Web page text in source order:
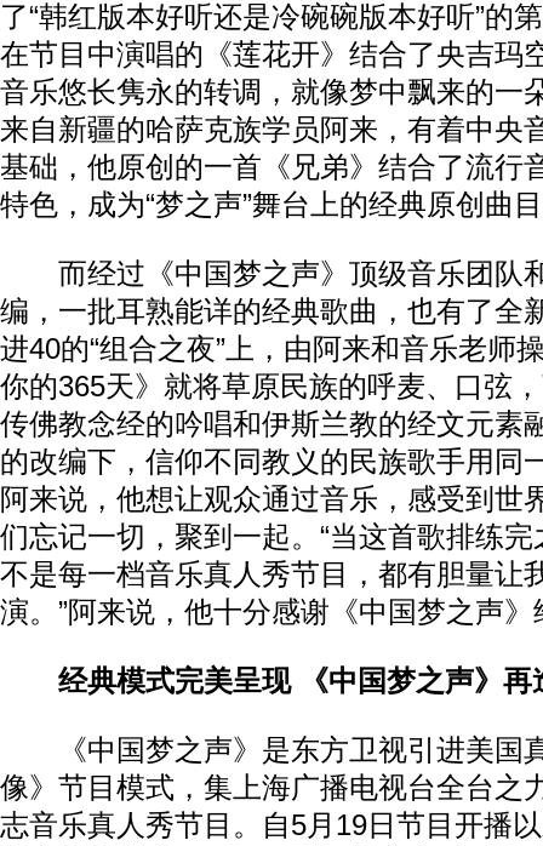
了“韩红版本好听还是冷碗碗版本好听”的
在节目中演唱的《莲花开》结合了央吉玛
音乐悠长隽永的转调，就像梦中飘来的一
来自新疆的哈萨克族学员阿来，有着中央
基础，他原创的一首《兄弟》结合了流行
特色，成为“梦之声”舞台上的经典原创曲
而经过《中国梦之声》顶级音乐团队
编，一批耳熟能详的经典歌曲，也有了全
进40的“组合之夜”上，由阿来和音乐老师
你的365天》就将草原民族的呼麦、口弦
传佛教念经的吟唱和伊斯兰教的经文元素
的改编下，信仰不同教义的民族歌手用同
阿来说，他想让观众通过音乐，感受到世
们忘记一切，聚到一起。“当这首歌排练
不是每一档音乐真人秀节目，都有胆量让
演。”阿来说，他十分感谢《中国梦之声
经典模式完美呈现 《中国梦之声》再
《中国梦之声》是东方卫视引进美国
像》节目模式，集上海广播电视台全台之
志音乐真人秀节目。自5月19日节目开播